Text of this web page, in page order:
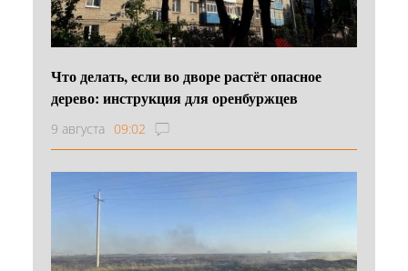
Что делать, если во дворе растёт опасное
дерево: инструкция для оренбуржцев
9 августа 09:02